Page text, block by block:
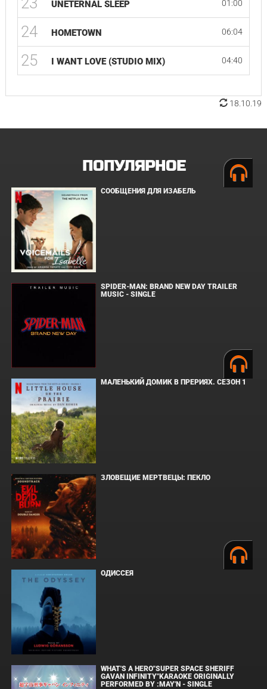
UNETERNAL SLEEP 01:00
24 HOMETOWN 06:04
25 I WANT LOVE (STUDIO MIX) 04:40
18.10.19
ПОПУЛЯРНОЕ
СООБЩЕНИЯ ДЛЯ ИЗАБЕЛЬ
SPIDER-MAN: BRAND NEW DAY TRAILER
MUSIC - SINGLE
МАЛЕНЬКИЙ ДОМИК В ПРЕРИЯХ. СЕЗОН 1
ЗЛОВЕЩИЕ МЕРТВЕЦЫ: ПЕКЛО
ОДИССЕЯ
WHAT'S A HERO"SUPER SPACE SHERIFF
GAVAN INFINITY"KARAOKE ORIGINALLY
PERFORMED BY :MAY'N - SINGLE